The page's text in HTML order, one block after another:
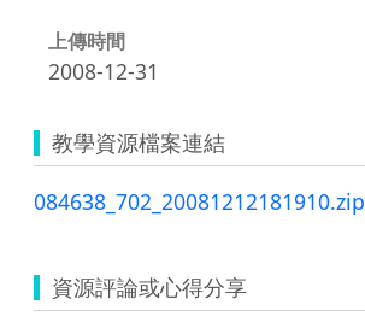
上傳時間
2008-12-31
教學資源檔案連結
084638_702_20081212181910.zip
資源評論或心得分享